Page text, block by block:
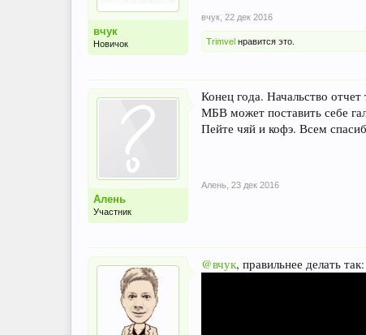
вчук
Новичок
вчук 22 дек 2016
Trimvel нравится это.
Алень
Участник
Конец года. Начальство отчет
МБВ может поставить себе
Пейте чяй и кофэ. Всем
Алень 23 дек 2016
@вчук, правильнее делать так: